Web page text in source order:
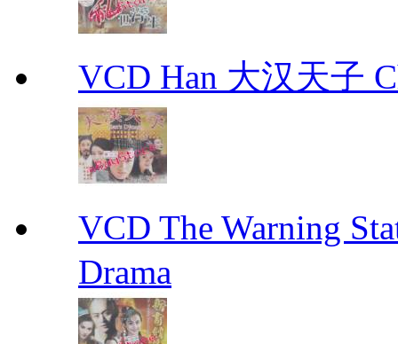
VCD Han 大汉天子
VCD The Warning
Drama